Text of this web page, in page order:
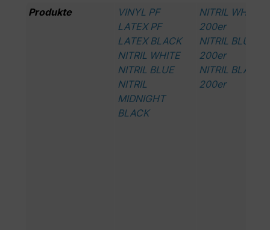
Produkte
VINYL PF
LATEX PF
LATEX BLACK
NITRIL WHITE
NITRIL BLUE
NITRIL
MIDNIGHT
BLACK
NITRIL WHITE
200er
NITRIL BLUE
200er
NITRIL BLACK
200er